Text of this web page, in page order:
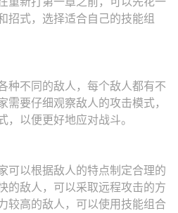
招式，选择适合自己的技能组
种不同的敌人，每个敌人都有不
需要仔细观察敌人的攻击模式，
，以便更好地应对战斗。
可以根据敌人的特点制定合理的
的敌人，可以采取远程攻击的方
较高的敌人，可以使用技能组合